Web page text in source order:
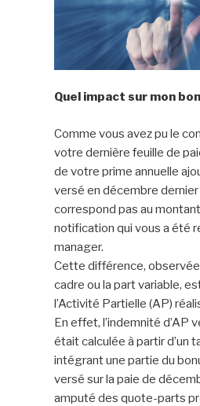
Quel impact sur mon
Comme vous avez pu le
votre dernière feuille de
de votre prime annuelle
versé en décembre dernier
correspond pas au
notification qui vous a été
manager.
Cette différence, observée
cadre ou la part variable,
l’Activité Partielle (AP)
En effet, l’indemnité d’AP
était calculée à partir d’un
intégrant une partie du
versé sur la paie de
amputé des quote-parts